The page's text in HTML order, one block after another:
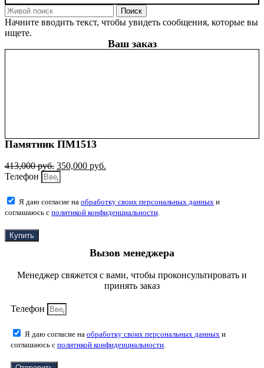
Поиск
Начните вводить текст, чтобы увидеть сообщения, которые вы
ищете.
Ваш заказ
Памятник ПМ1513
413,000руб. 350,000 руб.
Телефон
Я даю согласие на обработку своих персональных данных и
соглашаюсь с политикой конфиденциальности
Купить
Вызов менеджера
Менеджер свяжется с вами, чтобы проконсультировать и
принять заказ
Телефон
Я даю согласие на обработку своих персональных данных и
соглашаюсь с политикой конфиденциальности